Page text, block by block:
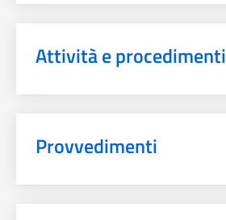
Attività e procedimenti
Provvedimenti